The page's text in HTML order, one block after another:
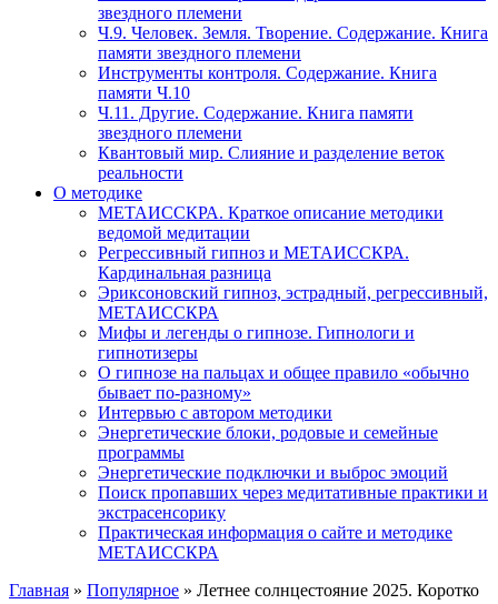
звездного племени
Ч.9. Человек. Земля. Творение. Содержание. Книга
памяти звездного племени
Инструменты контроля. Содержание. Книга
памяти Ч.10
Ч.11. Другие. Содержание. Книга памяти
звездного племени
Квантовый мир. Слияние и разделение веток
реальности
О методике
МЕТАИССКРА. Краткое описание методики
ведомой медитации
Регрессивный гипноз и МЕТАИССКРА.
Кардинальная разница
Эриксоновский гипноз, эстрадный, регрессивный,
МЕТАИССКРА
Мифы и легенды о гипнозе. Гипнологи и
гипнотизеры
О гипнозе на пальцах и общее правило «обычно
бывает по-разному»
Интервью с автором методики
Энергетические блоки, родовые и семейные
программы
Энергетические подключки и выброс эмоций
Поиск пропавших через медитативные практики и
экстрасенсорику
Практическая информация о сайте и методике
МЕТАИССКРА
Главная » Популярное » Летнее солнцестояние 2025. Коротко